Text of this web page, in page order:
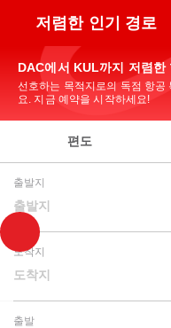
저렴한 인기 경로
DAC에서 KUL까지 저렴한
선호하는 목적지로의 독점 항공
요. 지금 예약을 시작하세요!
편도
출발지
출발지
도착지
도착지
출발